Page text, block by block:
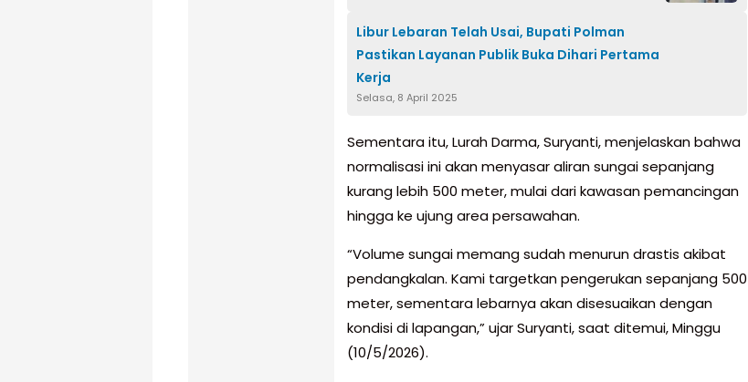
Libur Lebaran Telah Usai, Bupati Polman
Pastikan Layanan Publik Buka Dihari Pertama
Kerja
Selasa, 8 April 2025
Sementara itu, Lurah Darma, Suryanti, menjelaskan bahwa
normalisasi ini akan menyasar aliran sungai sepanjang
kurang lebih 500 meter, mulai dari kawasan pemancingan
hingga ke ujung area persawahan.
“Volume sungai memang sudah menurun drastis akibat
pendangkalan. Kami targetkan pengerukan sepanjang 500
meter, sementara lebarnya akan disesuaikan dengan
kondisi di lapangan,” ujar Suryanti, saat ditemui, Minggu
(10/5/2026).